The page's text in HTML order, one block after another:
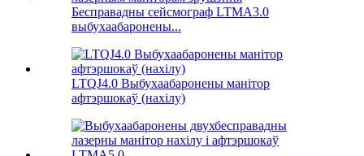
Бесправадны сейсмограф LTMA3.0
выбухаабаронены...
LTQJ4.0 Выбухаабаронены манітор
афтэршокаў (нахілу)